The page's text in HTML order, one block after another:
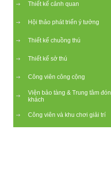
Thiết kế cảnh quan
Hội thảo phát triển ý tưởng
Thiết kế chuồng thú
Thiết kế sở thú
Công viên công cộng
Viện bảo tàng & Trung tâm đón
khách
Công viên và khu chơi giải trí